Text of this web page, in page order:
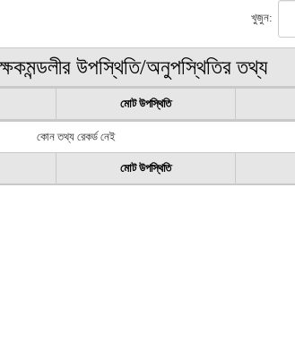
খুজুন:
উপস্থিতি/অনুপস্থিতির তথ্য
মোট উপস্থিতি
মোট উপস্থিতি
কোন তথ্য রেকর্ড নেই